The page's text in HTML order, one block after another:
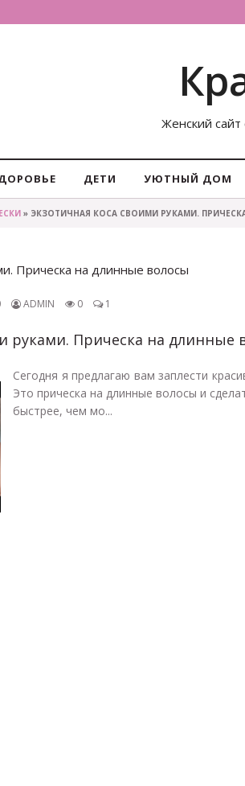
Женский
ДЕТИ УЮТНЫЙ ДОМ
» ЭКЗОТИЧНАЯ КОСА СВОИМИ РУКАМИ.
Прическа на длинные волосы
ADMIN 0 1
руками. Прическа на длинные
Сегодня я предлагаю вам заплести
Это прическа на длинные волосы и
быстрее, чем мо...